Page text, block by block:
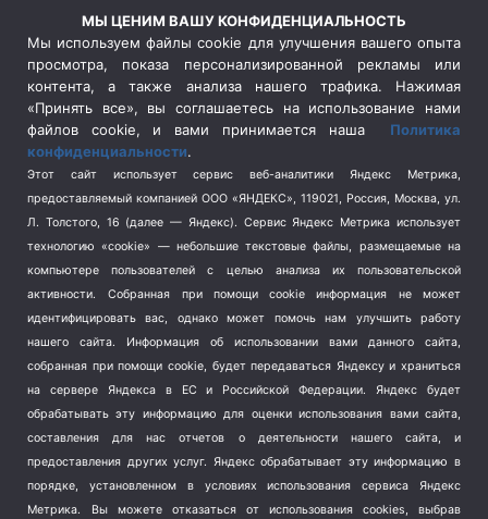
(510)
Сельское хозяйство (3)
Социальная политика
(3)
Спецоперация в Украине
Спецоперация на Украине
(404)
Спорт (740)
Терроризм (1)
Транспорт (262)
Туризм (178)
Школа и спорт (2)
Экология (8)
Экономика (1172)
МЫ ЦЕНИМ ВАШУ КОНФИДЕНЦИАЛЬНОСТЬ
Мы используем файлы cookie для улучшения вашего опыта
просмотра, показа персонализированной рекламы или
контента, а также анализа нашего трафика. Нажимая
«Принять все», вы соглашаетесь на использование нами
файлов cookie, и вами принимается наша Политика
конфиденциальности.
Этот сайт использует сервис веб-аналитики Яндекс Метрика,
предоставляемый компанией ООО «ЯНДЕКС», 119021, Россия, Москва, ул.
Л. Толстого, 16 (далее — Яндекс). Сервис Яндекс Метрика использует
технологию «cookie» — небольшие текстовые файлы, размещаемые на
компьютере пользователей с целью анализа их пользовательской
активности.
Собранная при помощи cookie информация не может
идентифицировать вас, однако может помочь нам улучшить работу
нашего сайта. Информация об использовании вами данного сайта,
собранная при помощи cookie, будет передаваться Яндексу и храниться
на сервере Яндекса в ЕС и Российской Федерации. Яндекс будет
обрабатывать эту информацию для оценки использования вами сайта,
составления для нас отчетов о деятельности нашего сайта, и
предоставления других услуг. Яндекс обрабатывает эту информацию в
порядке, установленном в условиях использования сервиса Яндекс
Метрика.
Вы можете отказаться от использования cookies, выбрав